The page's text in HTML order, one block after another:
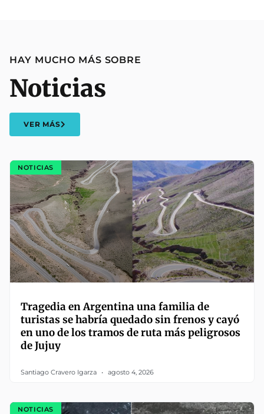
HAY MUCHO MÁS SOBRE
Noticias
VER MÁS
NOTICIAS
Tragedia en Argentina una familia de
turistas se habría quedado sin frenos y cayó
en uno de los tramos de ruta más peligrosos
de Jujuy
Santiago Cravero Igarza agosto 4, 2026
NOTICIAS